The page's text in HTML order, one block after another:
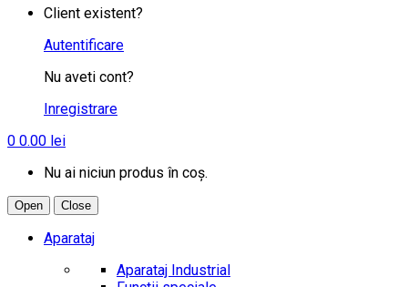
Client existent?
Autentificare
Nu aveti cont?
Inregistrare
0 0.00 lei
Nu ai niciun produs în coș.
Open Close
Aparataj
Aparataj Industrial